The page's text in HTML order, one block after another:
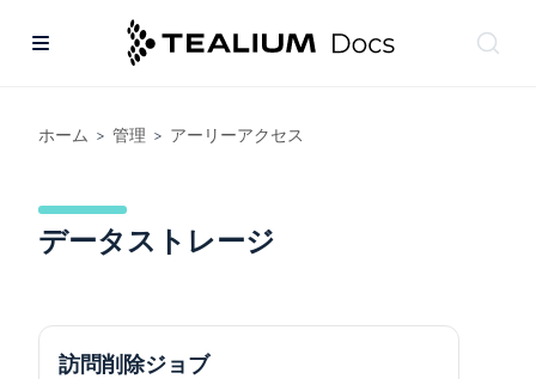
ホーム > 管理 > アーリーアクセス
データストレージ
訪問削除ジョブ